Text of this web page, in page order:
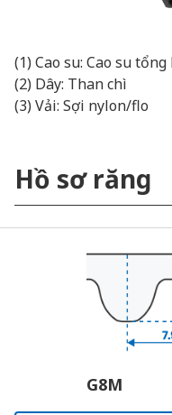
(1) Cao su: Cao su
(2) Dây: Than chì
(3) Vải: Sợi nylon/flo
Hồ sơ răng
G8M